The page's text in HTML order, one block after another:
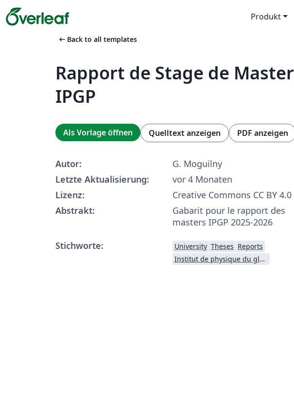
Produkt
arrow_left_alt Back to all templates
Rapport de Stage de Master
IPGP
Als Vorlage öffnen Quelltext anzeigen PDF anzeigen
Autor:
G. Moguilny
Letzte Aktualisierung:
vor 4 Monaten
Lizenz:
Creative Commons CC BY 4.0
Abstrakt:
Gabarit pour le rapport des
masters IPGP 2025-2026
Stichworte:
University Theses Reports
Institut de physique du globe de Paris